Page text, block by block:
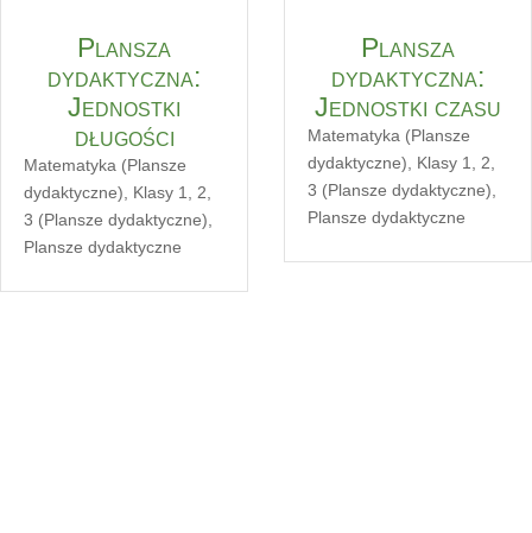
Plansza
dydaktyczna:
Jednostki
długości
Matematyka (Plansze
dydaktyczne), Klasy 1, 2,
3 (Plansze dydaktyczne),
Plansze dydaktyczne
Plansza
dydaktyczna:
Jednostki czasu
Matematyka (Plansze
dydaktyczne), Klasy 1, 2,
3 (Plansze dydaktyczne),
Plansze dydaktyczne